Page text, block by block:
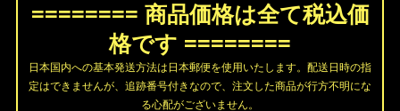
======== 商品価格は全て税込価
格です ========
日本国内への基本発送方法は日本郵便を使用いたします。配送日時の指
定はできませんが、追跡番号付きなので、注文した商品が行方不明にな
る心配がございません。